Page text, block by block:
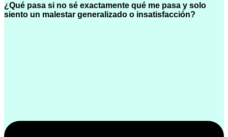
¿Qué pasa si no sé exactamente qué me pasa y solo
siento un malestar generalizado o insatisfacción?